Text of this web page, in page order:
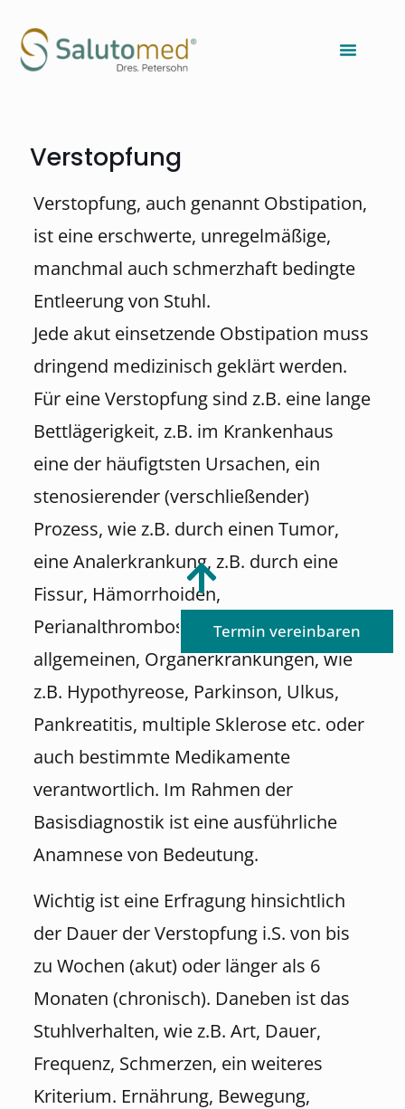
Termin vereinbaren
Verstopfung
Verstopfung, auch genannt Obstipation,
ist eine erschwerte, unregelmäßige,
manchmal auch schmerzhaft bedingte
Entleerung von Stuhl.
Jede akut einsetzende Obstipation muss
dringend medizinisch geklärt werden.
Für eine Verstopfung sind z.B. eine lange
Bettlägerigkeit, z.B. im Krankenhaus
eine der häufigtsten Ursachen, ein
stenosierender (verschließender)
Prozess, wie z.B. durch einen Tumor,
eine Analerkrankung, z.B. durch eine
Fissur, Hämorrhoiden,
Perianalthrombose, Operationen im
allgemeinen, Organerkrankungen, wie
z.B. Hypothyreose, Parkinson, Ulkus,
Pankreatitis, multiple Sklerose etc. oder
auch bestimmte Medikamente
verantwortlich. Im Rahmen der
Basisdiagnostik ist eine ausführliche
Anamnese von Bedeutung.
Wichtig ist eine Erfragung hinsichtlich
der Dauer der Verstopfung i.S. von bis
zu Wochen (akut) oder länger als 6
Monaten (chronisch). Daneben ist das
Stuhlverhalten, wie z.B. Art, Dauer,
Frequenz, Schmerzen, ein weiteres
Kriterium. Ernährung, Bewegung,